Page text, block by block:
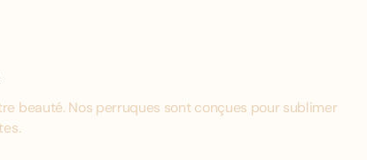
beauté. Nos perruques sont conçues pour sublimer